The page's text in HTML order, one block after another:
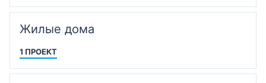
Жилые дома
1 ПРОЕКТ